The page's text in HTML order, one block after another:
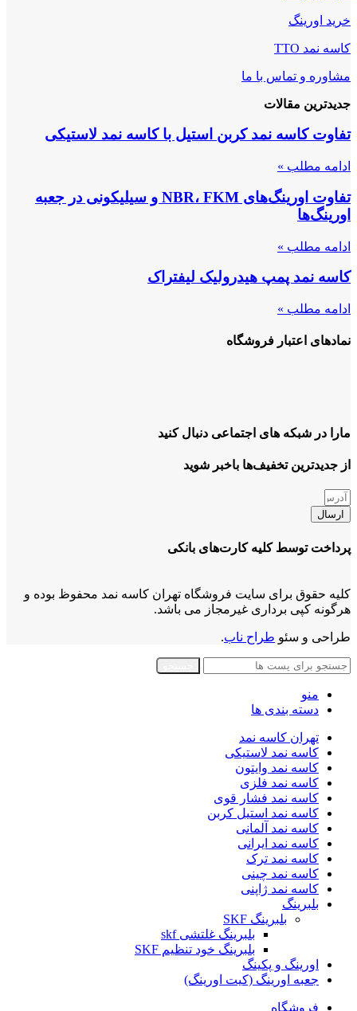
خرید اورینگ
کاسه نمد TTO
مشاوره و تماس با ما
جدیدترین مقالات
تفاوت کاسه نمد کربن استیل با کاسه نمد لاستیکی
ادامه مطلب »
تفاوت اورینگ‌های NBR، FKM و سیلیکونی در جعبه
اورینگ‌ها
ادامه مطلب »
کاسه نمد پمپ هیدرولیک لیفتراک
ادامه مطلب »
نمادهای اعتبار فروشگاه
مارا در شبکه های اجتماعی دنبال کنید
از جدیدترین تخفیف‌ها باخبر شوید
ارسال
پرداخت توسط کلیه کارت‌های بانکی
کلیه حقوق برای سایت فروشگاه تهران کاسه نمد محفوظ بوده و
هرگونه کپی برداری غیرمجاز می باشد.
طراحی و سئو طراح ناب.
منو
دسته بندی ها
تهران کاسه نمد
کاسه نمد لاستیکی
کاسه نمد وایتون
کاسه نمد فلزی
کاسه نمد فشار قوی
کاسه نمد استیل کربن
کاسه نمد آلمانی
کاسه نمد ایرانی
کاسه نمد ترک
کاسه نمد چینی
کاسه نمد ژاپنی
بلبرینگ
بلبرینگ SKF
بلبرینگ غلتشی skf
بلبرینگ خود تنظیم SKF
اورینگ و پکینگ
جعبه اورینگ (کیت اورینگ)
فروشگاه